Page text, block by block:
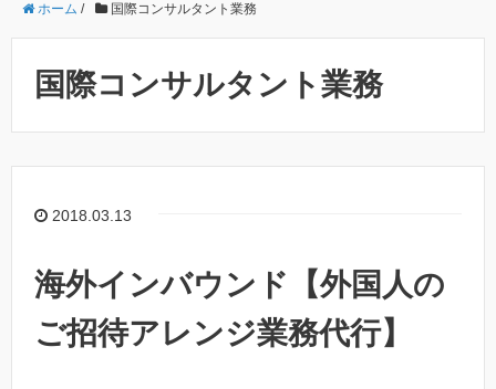
ホーム / 国際コンサルタント業務
国際コンサルタント業務
2018.03.13
海外インバウンド【外国人の
ご招待アレンジ業務代行】